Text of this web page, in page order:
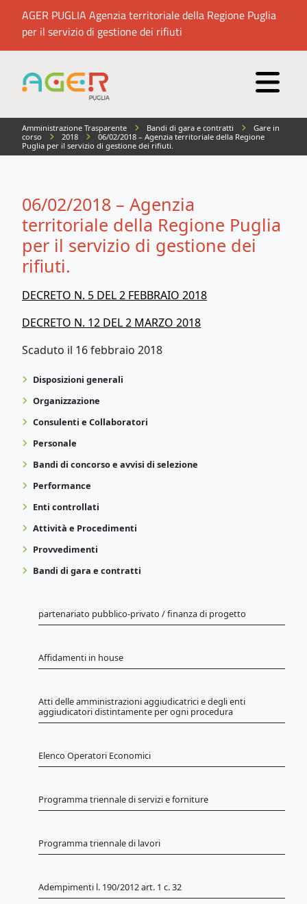
AGER PUGLIA Agenzia territoriale della Regione Puglia
per il servizio di gestione dei rifiuti
Amministrazione Trasparente Bandi di gara e contratti
Gare in
corso
2018
06/02/2018 – Agenzia territoriale della Regione
Puglia per il servizio di gestione dei rifiuti.
Disposizioni generali
Organizzazione
Consulenti e Collaboratori
Personale
Bandi di concorso e avvisi di selezione
Performance
Enti controllati
Attività e Procedimenti
Provvedimenti
Bandi di gara e contratti
partenariato pubblico-privato / finanza di progetto
Affidamenti in house
Atti delle amministrazioni aggiudicatrici e degli enti
aggiudicatori distintamente per ogni procedura
Elenco Operatori Economici
Programma triennale di servizi e forniture
Programma triennale di lavori
Adempimenti l. 190/2012 art. 1 c. 32
06/02/2018 – Agenzia
territoriale della Regione Puglia
per il servizio di gestione dei
rifiuti.
DECRETO N. 5 DEL 2 FEBBRAIO 2018
DECRETO N. 12 DEL 2 MARZO 2018
Scaduto il 16 febbraio 2018